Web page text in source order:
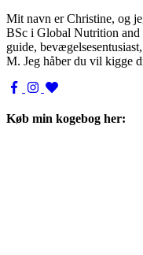
Mit navn er Christine, og
BSc i Global Nutrition and
guide,
M. Jeg håber du vil kigge
Køb min kogebog her: